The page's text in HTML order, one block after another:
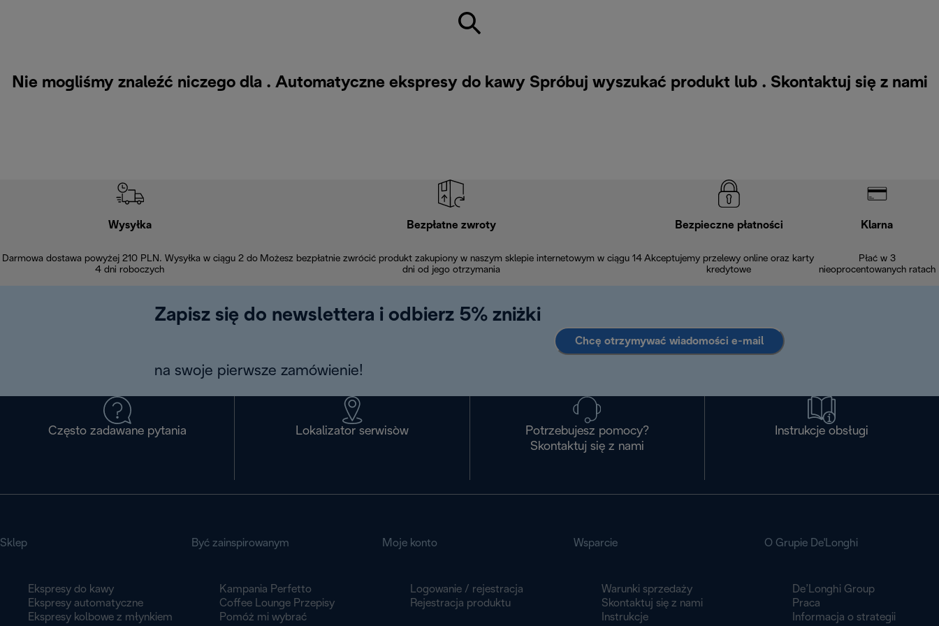
Nie mogliśmy znaleźć niczego dla . Automatyczne ekspresy do kawy Spróbuj wyszukać produkt lub . Skontaktuj się z nami
Wysyłka
Darmowa dostawa powyżej 210 PLN. Wysyłka w ciągu 2 do
4 dni roboczych
Bezpłatne zwroty
Możesz bezpłatnie zwrócić produkt zakupiony w naszym sklepie internetowym w ciągu 14
dni od jego otrzymania
Bezpieczne płatności
Akceptujemy przelewy online oraz karty
kredytowe
Klarna
Płać w 3
nieoprocentowanych ratach
Zapisz się do newslettera i odbierz 5% zniżki
na swoje pierwsze zamówienie!
Chcę otrzymywać wiadomości e-mail
Często zadawane pytania Lokalizator serwisòw
Potrzebujesz pomocy?
Skontaktuj się z nami
Instrukcje obsługi
Sklep
Ekspresy do kawy
Ekspresy automatyczne
Ekspresy kolbowe z młynkiem
Być zainspirowanym
Kampania Perfetto
Coffee Lounge Przepisy
Pomóż mi wybrać
Moje konto
Logowanie / rejestracja
Rejestracja produktu
Wsparcie
Warunki sprzedaży
Skontaktuj się z nami
Instrukcje
O Grupie De'Longhi
De’Longhi Group
Praca
Informacja o strategii